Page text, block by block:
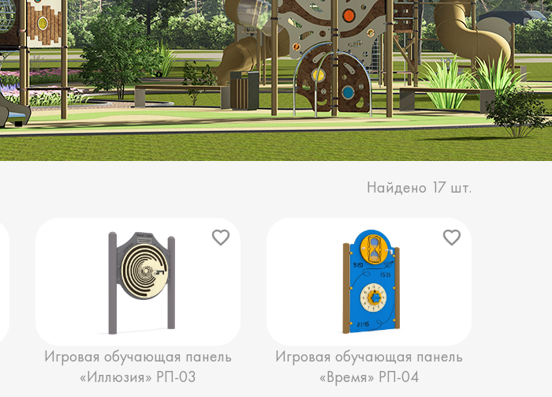
Найдено 17 шт.
Игровая обучающая панель
«Иллюзия» РП-03
Игровая обучающая панель
«Время» РП-04